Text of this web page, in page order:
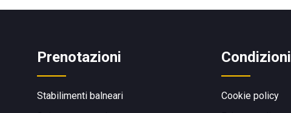
Prenotazioni
Stabilimenti balneari
Condizioni
Cookie policy